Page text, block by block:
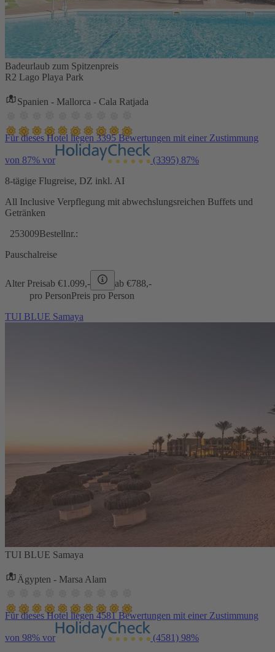
Badeurlaub zum Spitzenpreis
R2 Lago Playa Park
Spanien - Mallorca - Cala Ratjada
Für dieses Hotel liegen 3395 Bewertungen mit einer Zustimmung
von 87% vor (3395) 87%
8-tägige Flugreise, DZ inkl. AI
All Inclusive Verpflegung mit abwechslungsreichen Buffets und
Getränken
253009Bestellnr.:
Pauschalreise
Alter Preisab €1.099,- ab €788,-
pro PersonPreis pro Person
TUI BLUE Samaya
TUI BLUE Samaya
Ägypten - Marsa Alam
Für dieses Hotel liegen 4581 Bewertungen mit einer Zustimmung
von 98% vor (4581) 98%